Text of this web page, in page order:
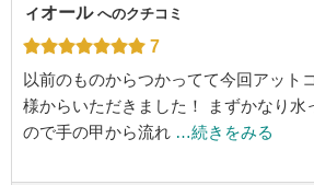
ィオール へのクチコミ
7
以前のものからつかってて今回アット
様からいただきました！ まずかなり水
ので手の甲から流れ …続きをみる